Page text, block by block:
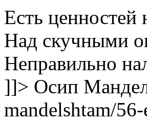
Есть ценностей
Над скучными
Неправильно
]]> Осип
mandelshtam/